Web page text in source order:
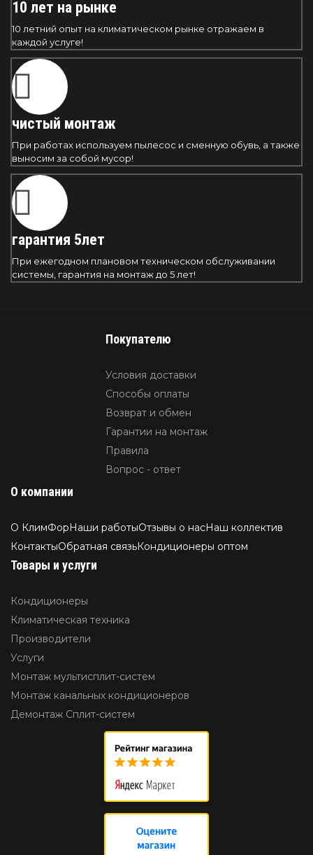
10 лет на рынке
10 летний опыт на климатическом рынке отражаем в
каждой услуге!
чистый монтаж
При работах используем пылесос и сменную обувь, а также
выносим за собой мусор!
гарантия 5лет
При ежегодном плановом техническом обслуживании
системы, гарантия на монтаж до 5 лет!
Покупателю
Условия доставки
Способы оплаты
Возврат и обмен
Гарантии на монтаж
Правила
Вопрос - ответ
О компании
О КлимФорНаши работыОтзывы о насНаш коллектив
КонтактыОбратная связьКондиционеры оптом
Товары и услуги
Кондиционеры
Климатическая техника
Производители
Услуги
Монтаж мультисплит-систем
Монтаж канальных кондиционеров
Демонтаж Сплит-систем